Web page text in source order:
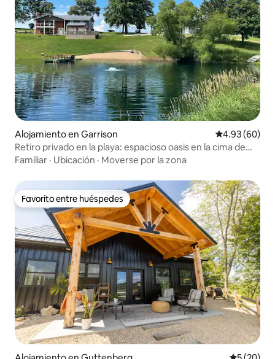
Alojamiento en Garrison Calificación
4.93 (60)
Retiro privado en la playa: espacioso oasis en la cima de
una colina con 5 dormitorios
Familiar · Ubicación · Moverse por la zona
Favorito entre huéspedes
Favorito entre huéspedes